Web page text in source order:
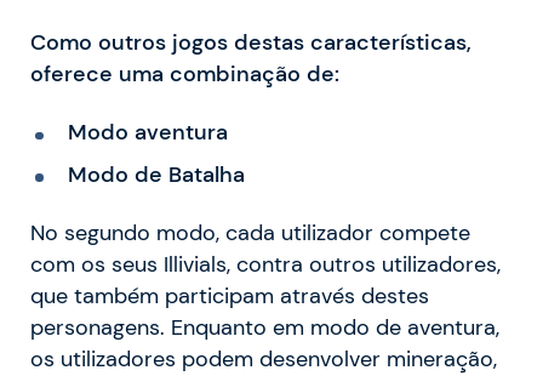
Como outros jogos destas características,
oferece uma combinação de:
Modo aventura
Modo de Batalha
No segundo modo, cada utilizador compete
com os seus Illivials, contra outros utilizadores,
que também participam através destes
personagens. Enquanto em modo de aventura,
os utilizadores podem desenvolver mineração,